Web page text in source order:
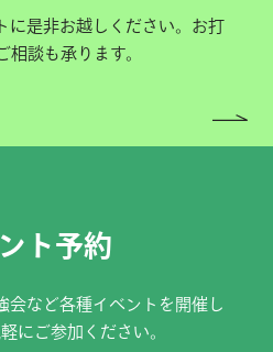
に是非お越しください。お打
相談も承ります。
ト予約
会など各種イベントを開催し
にご参加ください。